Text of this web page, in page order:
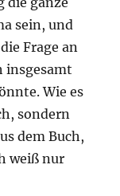
sein, und
Frage an
insgesamt
Wie es
sondern
dem Buch,
weiß nur